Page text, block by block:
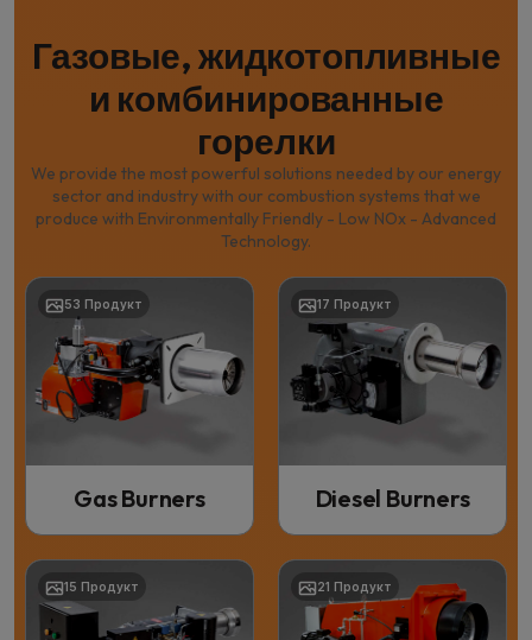
Газовые, жидкотопливные
и комбинированные
горелки
We provide the most powerful solutions needed by our energy
sector and industry with our combustion systems that we
produce with Environmentally Friendly - Low NOx - Advanced
Technology.
53 Продукт
Gas Burners
17 Продукт
Diesel Burners
15 Продукт 21 Продукт